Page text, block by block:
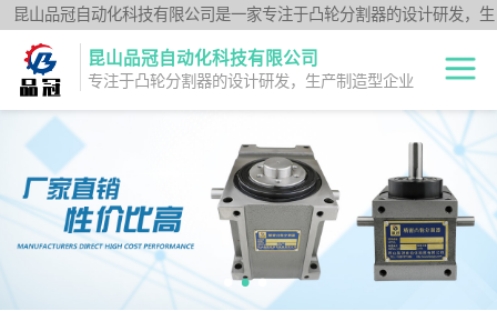
昆山品冠自动化科技有限公司是一家专注于凸轮分割器的设计研发，生
产制造型企业；闽台分割器厂家为客户提供各种高品质的数控转台第四
轴、品冠分割器：法兰型DF系列、法兰中空型DFH系列、平台桌面型
圆柱重负载型Y系列；公司凭借技术优势，可按照客户要求，提供非标
定制服务。
昆山品冠自动化科技有限公司
专注于凸轮分割器的设计研发，生产制造型企业
中空旋转平台TH
系列
升降摇摆型FH系
列
重负载滚柱YT系
平板共轭型PU系